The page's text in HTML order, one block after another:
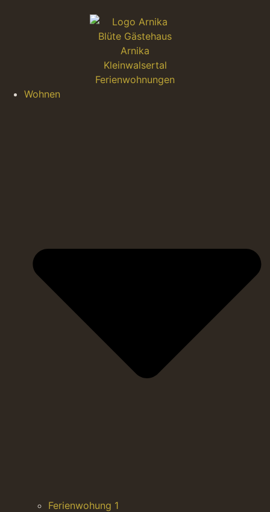
Wohnen
Ferienwohung 1